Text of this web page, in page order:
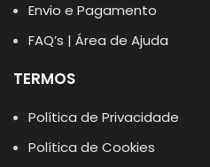
Envio e Pagamento
FAQ’s | Área de Ajuda
TERMOS
Política de Privacidade
Política de Cookies